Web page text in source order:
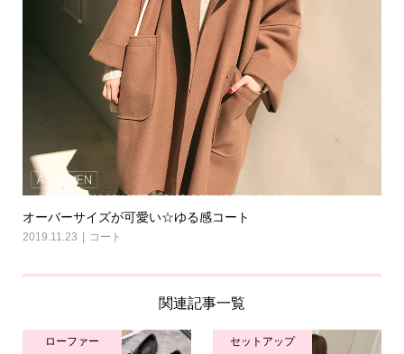
オーバーサイズが可愛い☆ゆる感コート
2019.11.23 コート
関連記事一覧
ローファー セットアップ